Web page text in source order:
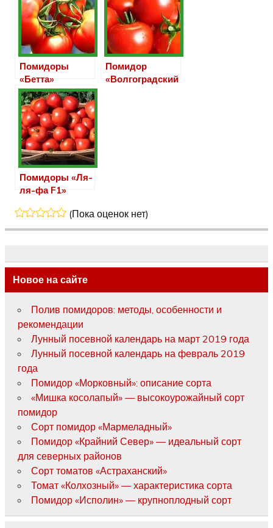
Помидоры
«Бетта»
Помидор
«Волгоградский
Помидоры «Ля-
ля-фа F1»
(Пока оценок нет)
Новое на сайте
Полив помидоров: методы, особенности и
рекомендации
Лунный посевной календарь на март 2019 года
Лунный посевной календарь на февраль 2019
года
Помидор «Морковный»: описание сорта
«Мишка косолапый» — высокоурожайный сорт
помидор
Сорт помидор «Мармеладный»
Помидор «Крайний Север» — идеальный сорт
для северных районов
Сорт томатов «Астраханский»
Томат «Колхозный» — характеристика сорта
Помидор «Исполин» — крупноплодный сорт